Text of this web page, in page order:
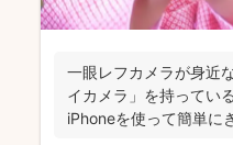
一眼レフカメラが身近
イカメラ」を持ってい
iPhoneを使って簡単に